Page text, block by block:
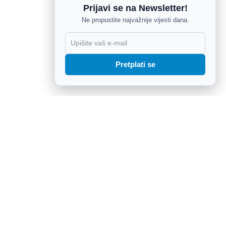
Prijavi se na Newsletter!
Ne propustite najvažnije vijesti dana.
Pretplati se